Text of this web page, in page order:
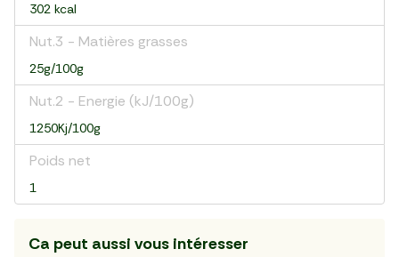
302 kcal
Nut.3 - Matières grasses
25g/100g
Nut.2 - Energie (kJ/100g)
1250Kj/100g
Poids net
1
Ca peut aussi vous intéresser